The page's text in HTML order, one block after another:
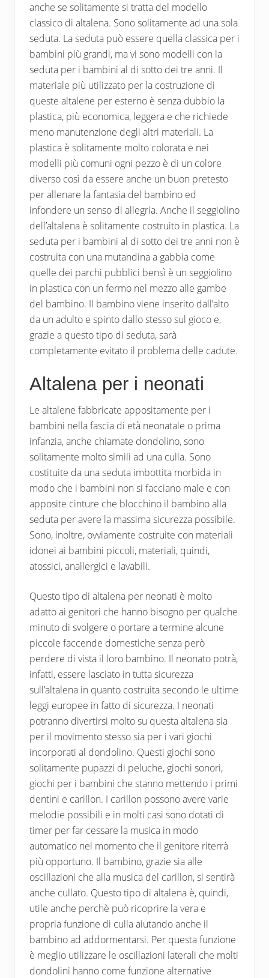
anche se solitamente si tratta del modello
classico di altalena. Sono solitamente ad una sola
seduta. La seduta può essere quella classica per i
bambini più grandi, ma vi sono modelli con la
seduta per i bambini al di sotto dei tre anni. Il
materiale più utilizzato per la costruzione di
queste altalene per esterno è senza dubbio la
plastica, più economica, leggera e che richiede
meno manutenzione degli altri materiali. La
plastica è solitamente molto colorata e nei
modelli più comuni ogni pezzo è di un colore
diverso così da essere anche un buon pretesto
per allenare la fantasia del bambino ed
infondere un senso di allegria. Anche il seggiolino
dell’altalena è solitamente costruito in plastica. La
seduta per i bambini al di sotto dei tre anni non è
costruita con una mutandina a gabbia come
quelle dei parchi pubblici bensì è un seggiolino
in plastica con un fermo nel mezzo alle gambe
del bambino. Il bambino viene inserito dall’alto
da un adulto e spinto dallo stesso sul gioco e,
grazie a questo tipo di seduta, sarà
completamente evitato il problema delle cadute.
Altalena per i neonati
Le altalene fabbricate appositamente per i
bambini nella fascia di età neonatale o prima
infanzia, anche chiamate dondolino, sono
solitamente molto simili ad una culla. Sono
costituite da una seduta imbottita morbida in
modo che i bambini non si facciano male e con
apposite cinture che blocchino il bambino alla
seduta per avere la massima sicurezza possibile.
Sono, inoltre, ovviamente costruite con materiali
idonei ai bambini piccoli, materiali, quindi,
atossici, anallergici e lavabili.
Questo tipo di altalena per neonati è molto
adatto ai genitori che hanno bisogno per qualche
minuto di svolgere o portare a termine alcune
piccole faccende domestiche senza però
perdere di vista il loro bambino. Il neonato potrà,
infatti, essere lasciato in tutta sicurezza
sull’altalena in quanto costruita secondo le ultime
leggi europee in fatto di sicurezza. I neonati
potranno divertirsi molto su questa altalena sia
per il movimento stesso sia per i vari giochi
incorporati al dondolino. Questi giochi sono
solitamente pupazzi di peluche, giochi sonori,
giochi per i bambini che stanno mettendo i primi
dentini e carillon. I carillon possono avere varie
melodie possibili e in molti casi sono dotati di
timer per far cessare la musica in modo
automatico nel momento che il genitore riterrà
più opportuno. Il bambino, grazie sia alle
oscillazioni che alla musica del carillon, si sentirà
anche cullato. Questo tipo di altalena è, quindi,
utile anche perchè può ricoprire la vera e
propria funzione di culla aiutando anche il
bambino ad addormentarsi. Per questa funzione
è meglio utilizzare le oscillazioni laterali che molti
dondolini hanno come funzione alternative